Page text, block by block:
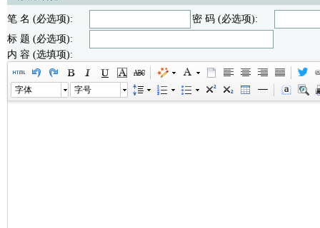
笔 名 (必选项):
密 码 (必选项):
标 题 (必选项):
内 容 (选填项):
字体 字号